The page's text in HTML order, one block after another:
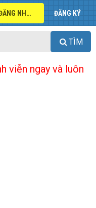
ĐĂNG NHẬP ĐĂNG KÝ
TÌM
viễn ngay và luôn